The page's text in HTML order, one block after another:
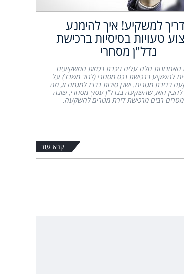
למשקיע! איך להימנע
טעויות בסיסיות ברכישת
נדל"ן מסחרי
האחרונות חלה עליה ניכרת בכמות המשקיעים
להשקיע ברכישת נכס מסחרי (לרוב משרד) על
בדירת מגורים. ישנן סיבות רבות למגמה זו, מה
הוא, שהשקעה בנדל"ן עסקי מסחרי, שונה
רבים מרכישת דירת מגורים להשקעה.
קרא עוד